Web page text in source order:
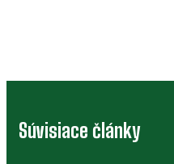
Súvisiace články